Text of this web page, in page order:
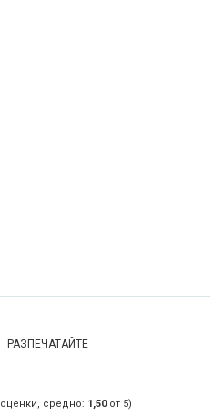
РАЗПЕЧАТАЙТЕ
оценки, средно: 1,50от 5)